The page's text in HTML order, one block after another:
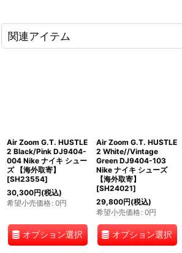
関連アイテム
Air Zoom G.T. HUSTLE
2 Black/Pink DJ9404-
004 Nike ナイキ シュー
ズ 【海外取寄】
[SH23554]
30,300円(税込)
希望小売価格: 0円
オプション選択
Air Zoom G.T. HUSTLE
2 White//Vintage
Green DJ9404-103
Nike ナイキ シューズ
【海外取寄】
[SH24021]
29,800円(税込)
希望小売価格: 0円
オプション選択